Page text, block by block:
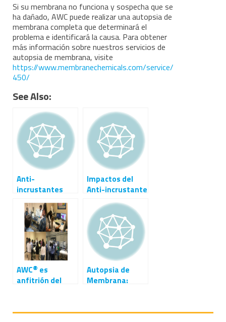
Si su membrana no funciona y sospecha que se
ha dañado, AWC puede realizar una autopsia de
membrana completa que determinará el
problema e identificará la causa. Para obtener
más información sobre nuestros servicios de
autopsia de membrana, visite
https://www.membranechemicals.com/service/
450/
See Also:
Anti-
incrustantes
para Alto
Contenido de
Sílice
Impactos del
Anti-incrustante
en los Esfuerzos
de Recuperación
de Agua
AWC® es
anfitrión del
Membranas
Autopsia de
Membrana: